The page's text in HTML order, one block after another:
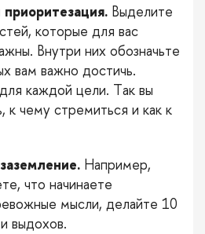
Выделите
которые для вас
Внутри них обозначьте
вам важно достичь.
каждой цели. Так вы
к чему стремиться и как к
Например,
что начинаете
мысли, делайте 10
выдохов.